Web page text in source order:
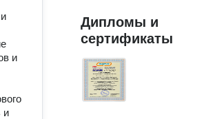
и
и
Дипломы и
сертификаты